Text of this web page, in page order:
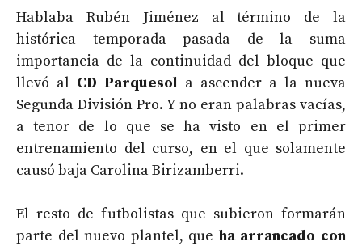
Hablaba Rubén Jiménez al término de la
histórica temporada pasada de la suma
importancia de la continuidad del bloque que
llevó al CD Parquesol a ascender a la nueva
Segunda División Pro. Y no eran palabras vacías,
a tenor de lo que se ha visto en el primer
entrenamiento del curso, en el que solamente
causó baja Carolina Birizamberri.
El resto de futbolistas que subieron formarán
parte del nuevo plantel, que ha arrancado con